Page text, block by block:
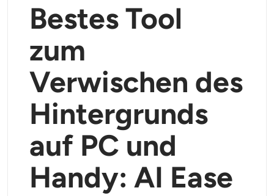
Bestes Tool
zum
Verwischen des
Hintergrunds
auf PC und
Handy: AI Ease